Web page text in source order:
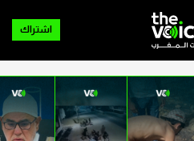
اشتراك